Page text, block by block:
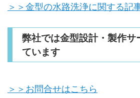
＞＞金型の水路洗浄に関する記
弊社では金型設計・製作サ
ています
＞＞お問合せはこちら